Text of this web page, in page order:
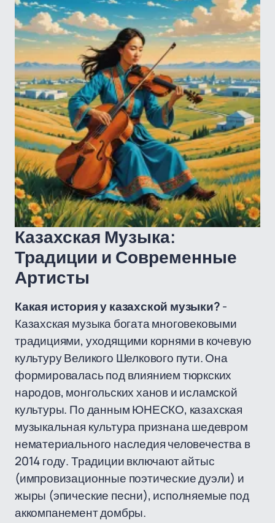
Казахская Музыка:
Традиции и Современные
Артисты
Какая история у казахской музыки?-
Казахская музыка богата многовековыми
традициями, уходящими корнями в кочевую
культуру Великого Шелкового пути. Она
формировалась под влиянием тюркских
народов, монгольских ханов и исламской
культуры. По данным ЮНЕСКО, казахская
музыкальная культура признана шедевром
нематериального наследия человечества в
2014 году. Традиции включают айтыс
(импровизационные поэтические дуэли) и
жыры (эпические песни), исполняемые под
аккомпанемент домбры.